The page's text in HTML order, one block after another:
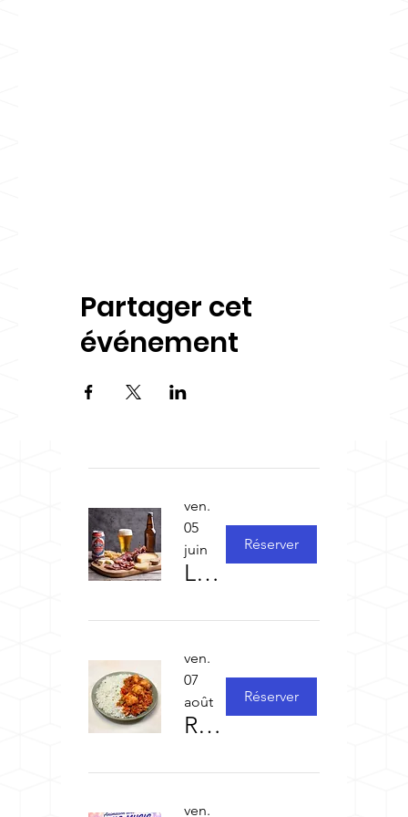
Partager cet
événement
ven.
05
juin
Le bar est ouvert s'il fait beau mais le snack n'ouvrira que le 5 juin
Réserver
ven.
07
août
Repas concert des vendredis (1)
Réserver
ven.